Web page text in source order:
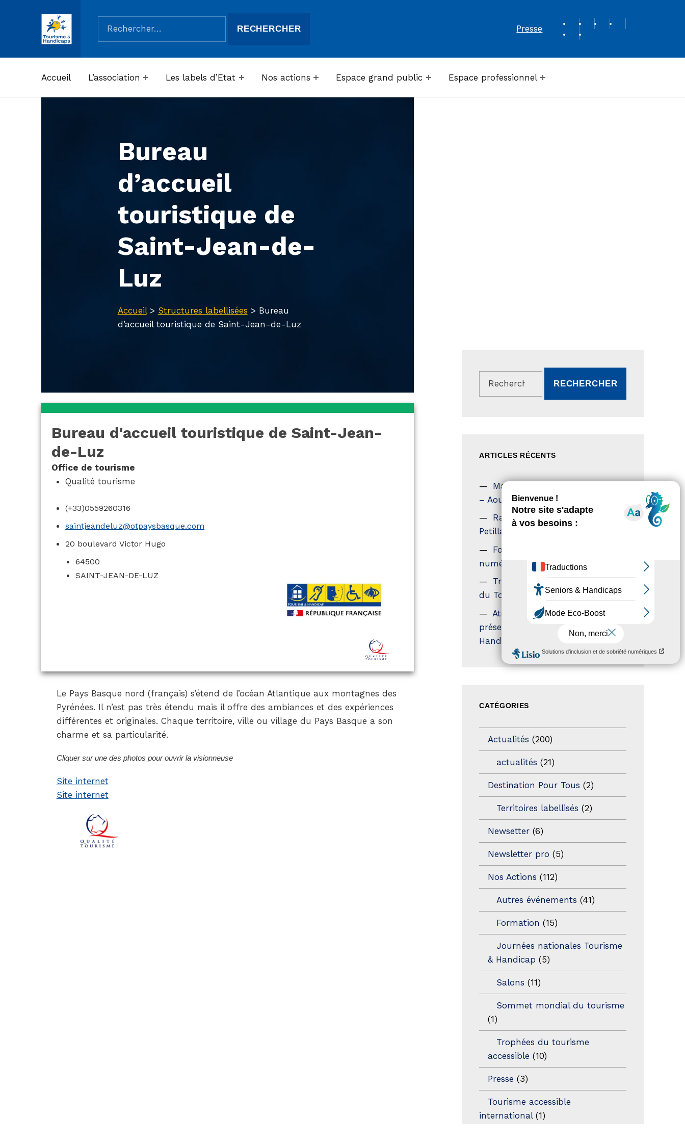
ASSOCIATION TOURISME ET HANDICAPS
Rechercher :
Presse
REVUE DE PRESSE
Accueil L’association Les labels d’Etat Nos actions Espace grand public Espace professionnel
Bureau
d’accueil
touristique de
Saint-Jean-de-
Luz
Accueil> Structures labellisées > Bureau
d’accueil touristique de Saint-Jean-de-Luz
Bureau d'accueil touristique de Saint-Jean-
de-Luz
Office de tourisme
Qualité tourisme
(+33)0559260316
saintjeandeluz@otpaysbasque.com
20 boulevard Victor Hugo
64500
SAINT-JEAN-DE-LUZ
Le Pays Basque nord (français) s’étend de l’océan Atlantique aux montagnes des
Pyrénées. Il n’est pas très étendu mais il offre des ambiances et des expériences
différentes et originales. Chaque territoire, ville ou village du Pays Basque a son
charme et sa particularité.
Cliquer sur une des photos pour ouvrir la visionneuse
Site internet
Site internet
Rechercher :
ARTICLES RÉCENTS
Magazine Tourisme Accessible
– Aout 2026
Rallye Aicha des Gazelles – Les
Petillantes
Formation Communication
numérique
Trophées Horizons – Acteurs
du Tourisme Durable
Atout France – flyer
présentation label Tourisme &
Handicap
CATÉGORIES
Actualités (200)
actualités (21)
Destination Pour Tous (2)
Territoires labellisés (2)
Newsetter (6)
Newsletter pro (5)
Nos Actions (112)
Autres événements (41)
Formation (15)
Journées nationales Tourisme
& Handicap (5)
Salons (11)
Sommet mondial du tourisme
(1)
Trophées du tourisme
accessible (10)
Presse (3)
Tourisme accessible
international(1)